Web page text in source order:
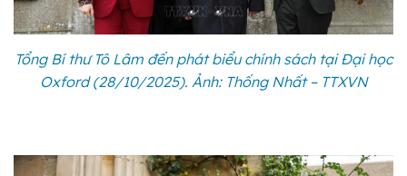
Tổng Bí thư Tô Lâm đến phát biểu chính sách tại Đại học
Oxford (28/10/2025). Ảnh: Thống Nhất – TTXVN